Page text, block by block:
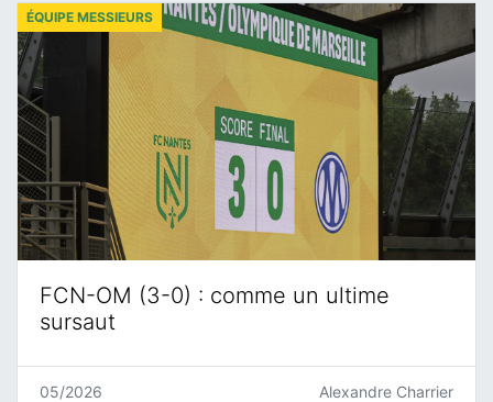
FCN-OM (3-0) : comme un ultime
sursaut
ÉQUIPE MESSIEURS
05/2026 Alexandre Charrier